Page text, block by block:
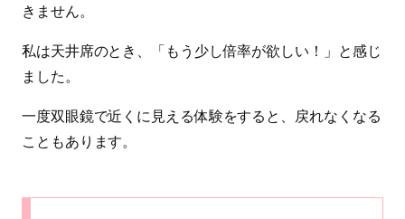
きません。
私は天井席のとき、「もう少し倍率が欲しい！」と感じ
ました。
一度双眼鏡で近くに見える体験をすると、戻れなくなる
こともあります。